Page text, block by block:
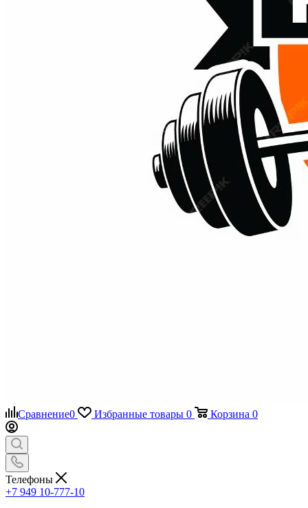
Сравнение0 Избранные товары 0 Корзина 0
Телефоны
+7 949 10-777-10